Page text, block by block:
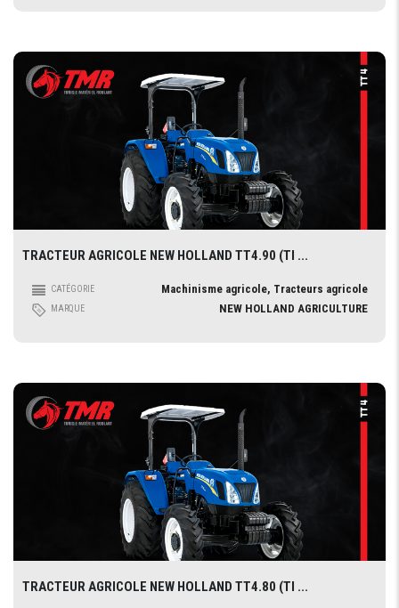
TRACTEUR AGRICOLE NEW HOLLAND TT4.90 (TI ...
CATÉGORIE Machinisme agricole, Tracteurs agricole
MARQUE NEW HOLLAND AGRICULTURE
TRACTEUR AGRICOLE NEW HOLLAND TT4.80 (TI ...